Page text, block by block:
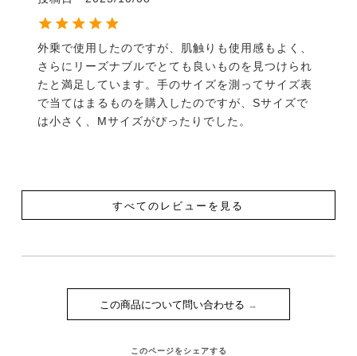
外乗で使用したのですが、肌触りも使用感もよく、
さらにリーズナブルでとても良いものを見つけられ
たと満足しています。手のサイズを測ってサイズ表
で当てはまるものを購入したのですが、Sサイズで
は小さく、Mサイズがぴったりでした。
すべてのレビューを見る
この商品について問い合わせる
このページをシェアする